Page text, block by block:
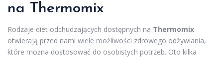
na Thermomix
Rodzaje diet odchudzających dostępnych na Thermomix
otwierają przed nami wiele możliwości zdrowego odżywiania,
które można dostosować do osobistych potrzeb. Oto kilka